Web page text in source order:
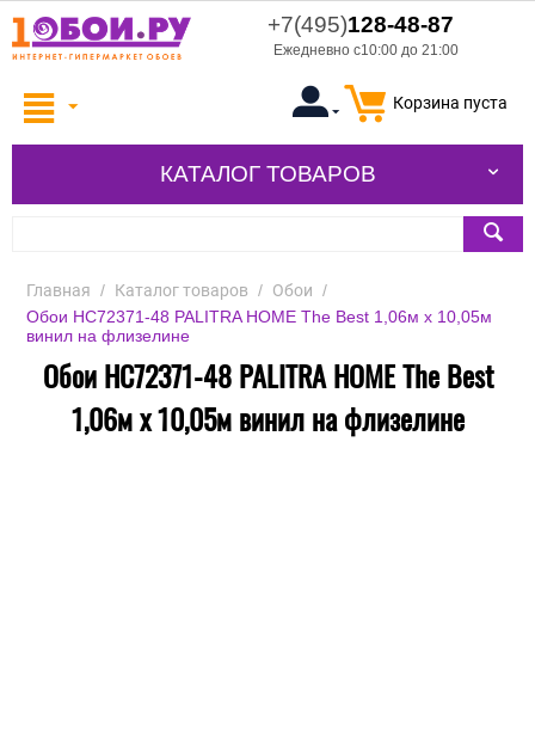
+7(495)128-48-87
Ежедневно с10:00 до 21:00
Корзина пуста
КАТАЛОГ ТОВАРОВ
Главная / Каталог товаров / Обои /
Обои HC72371-48 PALITRA HOME The Best 1,06м х 10,05м
винил на флизелине
Обои HC72371-48 PALITRA HOME The Best
1,06м х 10,05м винил на флизелине